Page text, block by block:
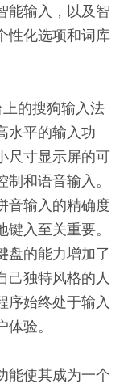
能输入，以及智
性化选项和词库
的搜狗输入法
水平的输入功
尺寸显示屏的可
和语音输入。
音输入的精确度
入至关重要。
盘的能力增加了
己独特风格的人
序始终处于输入
验。
能使其成为一个